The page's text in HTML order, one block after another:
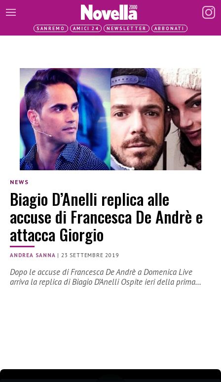
SANREMO AMICI 24 NEWSLETTER ABBONATI
NEWS
Biagio D’Anelli replica alle
accuse di Francesca De Andrè e
attacca Giorgio
ANDREA SANNA |23 SETTEMBRE 2019
Dopo le accuse di Francesca De Andrè a Domenica Live
arriva la replica di Biagio D’Anelli Ospite ieri della prima…